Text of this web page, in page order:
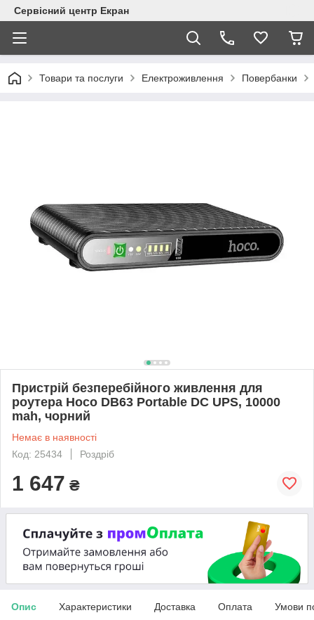
Сервісний центр Екран
Товари та послуги Електроживлення Повербанки
Пристрій безперебійного живлення для
роутера Hoco DB63 Portable DC UPS, 10000
mah, чорний
Немає в наявності
Код: 25434
Роздріб
1 647 ₴
Опис Характеристики Доставка Оплата Умови